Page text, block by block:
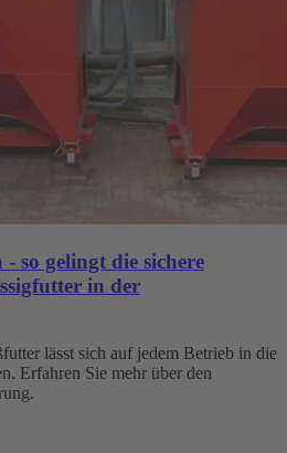
so gelingt die sichere
in der
lässt sich auf jedem Betrieb in die
Erfahren Sie mehr über den